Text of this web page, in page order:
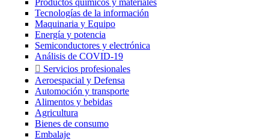
Productos químicos y materiales
Tecnologías de la información
Maquinaria y Equipo
Energía y potencia
Semiconductores y electrónica
Análisis de COVID-19
Servicios profesionales
Aeroespacial y Defensa
Automoción y transporte
Alimentos y bebidas
Agricultura
Bienes de consumo
Embalaje